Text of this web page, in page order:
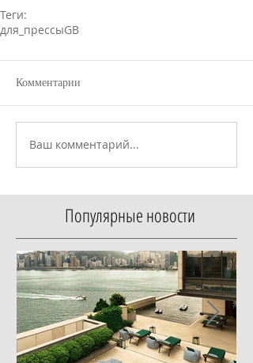
Теги:
для_прессыGB
Комментарии
Ваш комментарий...
Популярные новости